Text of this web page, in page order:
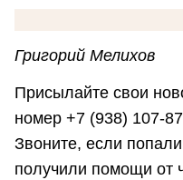
Григорий Мелихов
Присылайте свои
номер +7 (938) 107-
Звоните, если
получили помощи от